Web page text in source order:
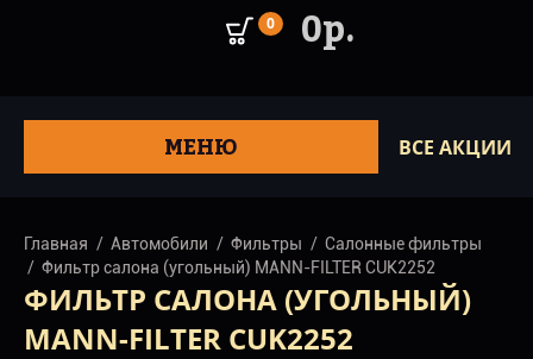
0 0р.
МЕНЮ ВСЕ АКЦИИ
Главная Автомобили Фильтры
Салонные фильтры
Фильтр салона (угольный) MANN-FILTER CUK2252
ФИЛЬТР САЛОНА (УГОЛЬНЫЙ)
MANN-FILTER CUK2252